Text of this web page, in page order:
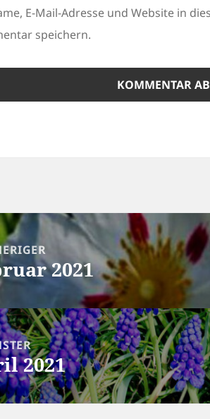
E-Mail-Adresse und Website in
speichern.
2021
2021